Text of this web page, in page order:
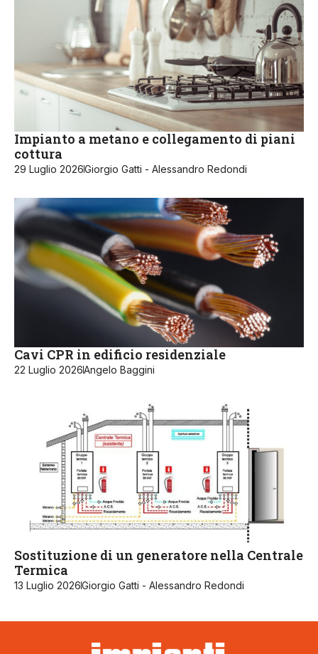
Impianto a metano e collegamento di piani
cottura
29 Luglio 2026Giorgio Gatti - Alessandro Redondi
Cavi CPR in edificio residenziale
22 Luglio 2026Angelo Baggini
Sostituzione di un generatore nella Centrale
Termica
13 Luglio 2026Giorgio Gatti - Alessandro Redondi